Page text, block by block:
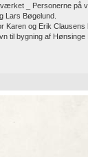
_ Personerne på
Lars Bøgelund.
og Erik Clausens
til bygning af Hønsinge